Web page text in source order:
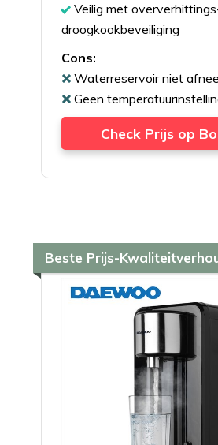
Veilig met
droogkookbeveiliging
Cons:
Waterreservoir niet
Geen
Check Prijs op
Beste Prijs-